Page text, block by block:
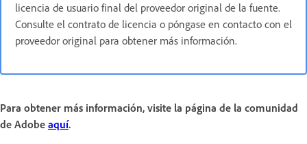
licencia de usuario final del proveedor original de la fuente.
Consulte el contrato de licencia o póngase en contacto con el
proveedor original para obtener más información.
Para obtener más información, visite la página de la comunidad
de Adobe aquí.